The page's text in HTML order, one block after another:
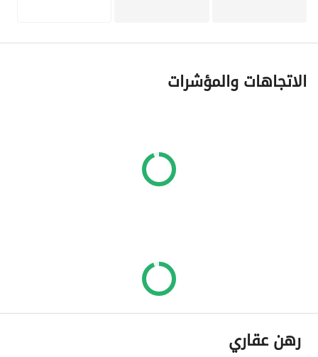
الاتجاهات والمؤشرات
رهن عقاري